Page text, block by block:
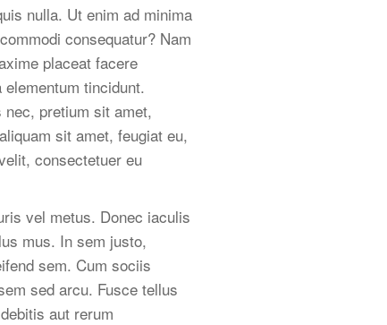
nulla. Ut enim ad minima
consequatur? Nam
placeat facere
tincidunt.
pretium sit amet,
sit amet, feugiat eu,
consectetuer eu
vel metus. Donec iaculis
mus. In sem justo,
sem. Cum sociis
sed arcu. Fusce tellus
aut rerum